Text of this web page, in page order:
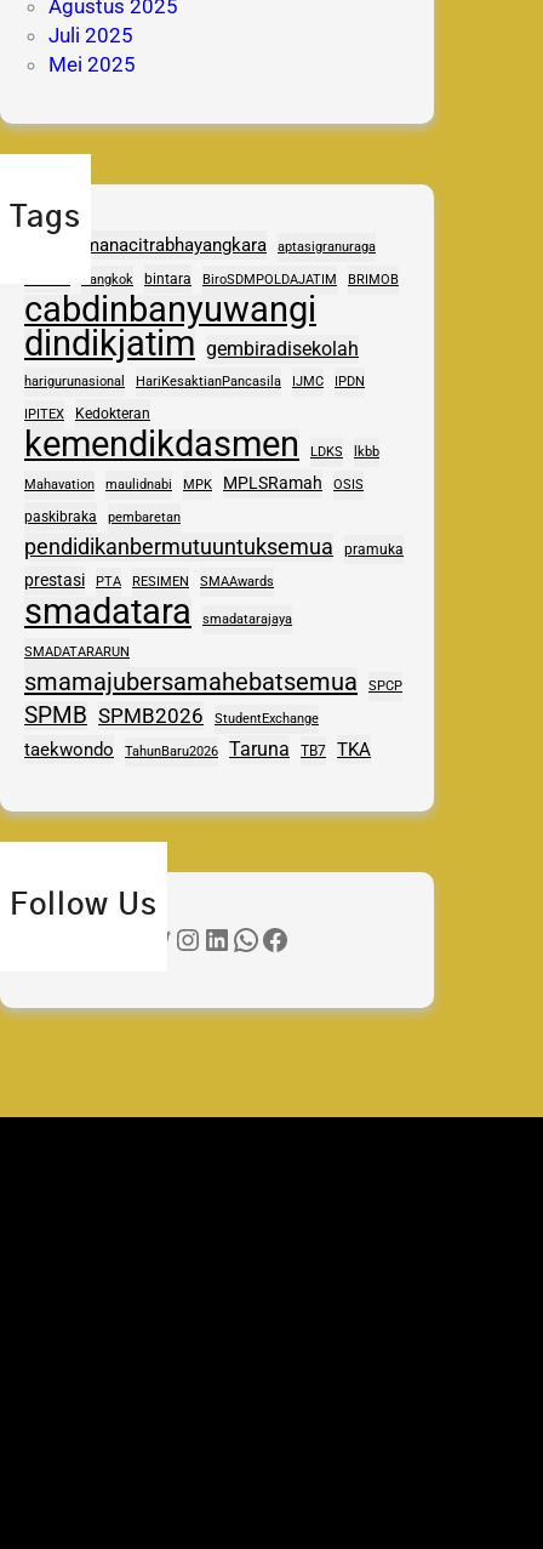
Agustus 2025
Juli 2025
Mei 2025
Tags
adhipramanacitrabhayangkara aptasigranuraga
Bangkok bintara BiroSDMPOLDAJATIM BRIMOB
cabdinbanyuwangi
dindikjatim gembiradisekolah
harigurunasional HariKesaktianPancasila IJMC IPDN
IPITEX Kedokteran
kemendikdasmen LDKS lkbb
Mahavation maulidnabi MPK MPLSRamah OSIS
paskibraka pembaretan
pendidikanbermutuuntuksemua pramuka
prestasi PTA RESIMEN SMAAwards
smadatara smadatarajaya
SMADATARARUN
smamajubersamahebatsemua SPCP
SPMB SPMB2026 StudentExchange
taekwondo TahunBaru2026 Taruna TB7 TKA
Follow Us
Instagram LinkedIn WhatsApp Facebook